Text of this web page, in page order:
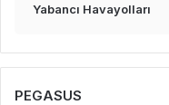
Yabancı Havayolları
PEGASUS